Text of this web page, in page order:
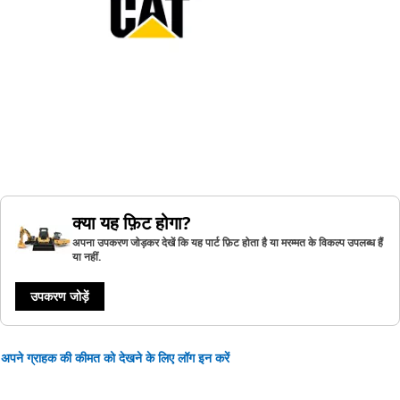
क्या यह फ़िट होगा?
अपना उपकरण जोड़कर देखें कि यह पार्ट फ़िट होता है या मरम्मत के विकल्प उपलब्ध हैं
या नहीं.
उपकरण जोड़ें
अपने ग्राहक की कीमत को देखने के लिए लॉग इन करें